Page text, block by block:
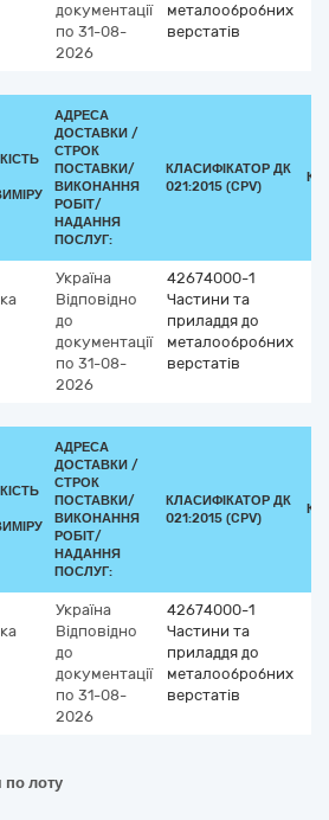
документації
по 31-08-
2026
металообробних
верстатів
АДРЕСА
ДОСТАВКИ /
СТРОК
ПОСТАВКИ/
ВИКОНАННЯ
РОБІТ/
НАДАННЯ
ПОСЛУГ:
КЛАСИФІКАТОР ДК
021:2015 (CPV)
Україна
Відповідно
до
документації
по 31-08-
2026
42674000-1
Частини та
приладдя до
металообробних
верстатів
АДРЕСА
ДОСТАВКИ /
СТРОК
ПОСТАВКИ/
ВИКОНАННЯ
РОБІТ/
НАДАННЯ
ПОСЛУГ:
КЛАСИФІКАТОР ДК
021:2015 (CPV)
Україна
Відповідно
до
документації
по 31-08-
2026
42674000-1
Частини та
приладдя до
металообробних
верстатів
по лоту